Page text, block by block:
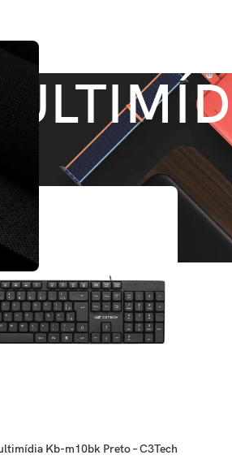
Mostrar 12 18 24
Kb-m10bk Preto – C3Tech